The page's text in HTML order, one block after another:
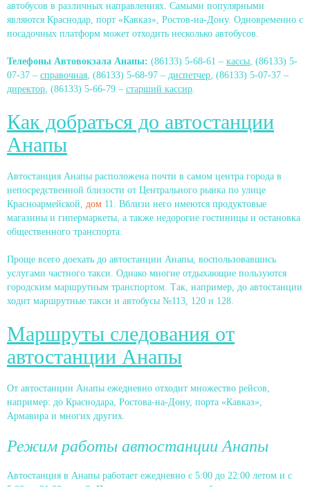
автобусов в различных направлениях. Самыми популярными
являются Краснодар, порт «Кавказ», Ростов-на-Дону. Одновременно с
посадочных платформ может отходить несколько автобусов.
Телефоны Автовокзала Анапы: (86133) 5-68-61 – кассы, (86133) 5-
07-37 – справочная, (86133) 5-68-97 – диспетчер, (86133) 5-07-37 –
директор, (86133) 5-66-79 – старший кассир.
Как добраться до автостанции
Анапы
Автостанция Анапы расположена почти в самом центра города в
непосредственной близости от Центрального рынка по улице
Красноармейской, дом 11. Вблизи него имеются продуктовые
магазины и гипермаркеты, а также недорогие гостиницы и остановка
общественного транспорта.
Проще всего доехать до автостанции Анапы, воспользовавшись
услугами частного такси. Однако многие отдыхающие пользуются
городским маршрутным транспортом. Так, например, до автостанции
ходит маршрутные такси и автобусы №113, 120 и 128.
Маршруты следования от
автостанции Анапы
От автостанции Анапы ежедневно отходит множество рейсов,
например: до Краснодара, Ростова-на-Дону, порта «Кавказ»,
Армавира и многих других.
Режим работы автостанции Анапы
Автостанция в Анапы работает ежедневно с 5:00 до 22:00 летом и с